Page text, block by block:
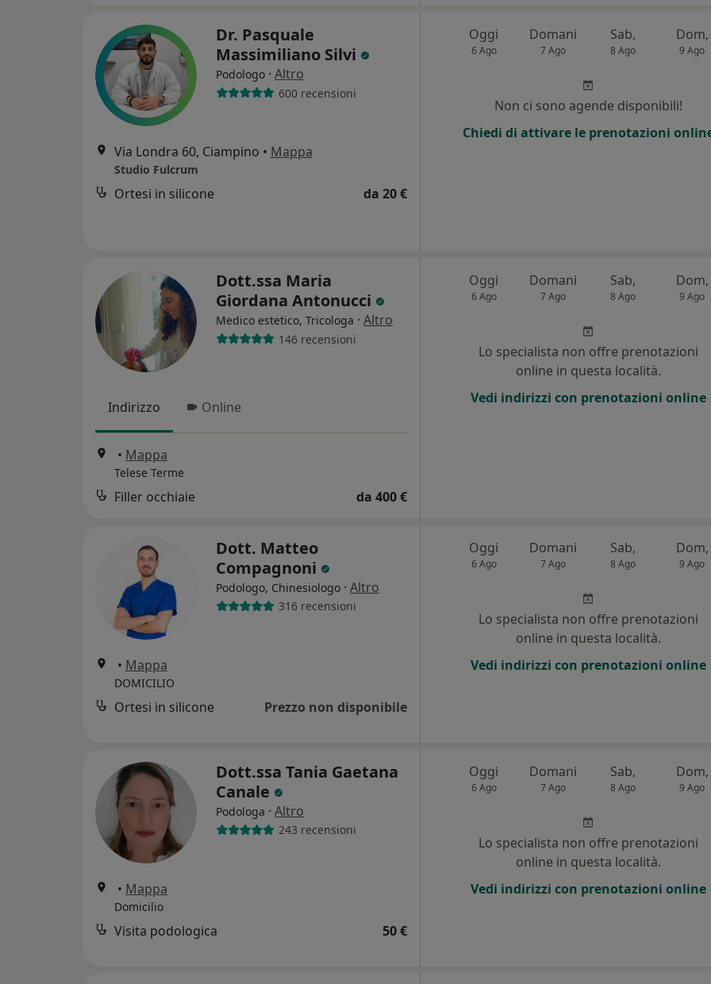
Dr. Pasquale
Massimiliano Silvi
Podologo · Altro
600 recensioni
Via Londra 60, Ciampino • Mappa
Studio Fulcrum
Ortesi in silicone da 20 €
Oggi
6 Ago
Domani
7 Ago
Sab,
8 Ago
Dom,
9 Ago
Non ci sono agende disponibili!
Chiedi di attivare le prenotazioni
Dott.ssa Maria
Giordana Antonucci
Medico estetico, Tricologa · Altro
146 recensioni
Indirizzo Online
• Mappa
Telese Terme
Filler occhiaie da 400 €
Oggi
6 Ago
Domani
7 Ago
Sab,
8 Ago
Dom,
9 Ago
Lo specialista non offre prenotazioni
online in questa località.
Vedi indirizzi con prenotazioni online
Dott. Matteo
Compagnoni
Podologo, Chinesiologo · Altro
316 recensioni
• Mappa
DOMICILIO
Ortesi in silicone Prezzo non disponibile
Oggi
6 Ago
Domani
7 Ago
Sab,
8 Ago
Dom,
9 Ago
Lo specialista non offre prenotazioni
online in questa località.
Vedi indirizzi con prenotazioni online
Dott.ssa Tania Gaetana
Canale
Podologa · Altro
243 recensioni
• Mappa
Domicilio
Visita podologica 50 €
Oggi
6 Ago
Domani
7 Ago
Sab,
8 Ago
Dom,
9 Ago
Lo specialista non offre prenotazioni
online in questa località.
Vedi indirizzi con prenotazioni online